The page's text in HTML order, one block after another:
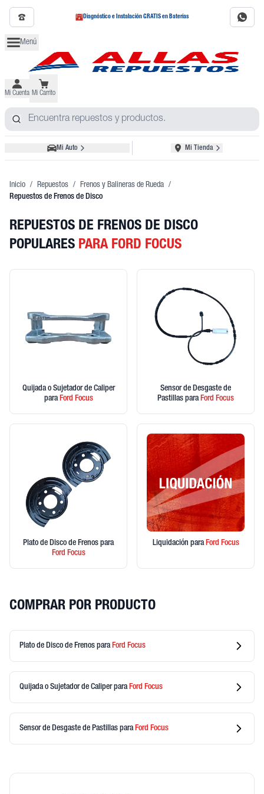
Diagnóstico e Instalación GRATIS en Baterías
Menú
Mi Cuenta Mi Carrito
Mi Auto Mi Tienda
Inicio / Repuestos / Frenos y Balineras de Rueda /
Repuestos de Frenos de Disco
REPUESTOS DE FRENOS DE DISCO
POPULARES PARA FORD FOCUS
Quijada o Sujetador de Caliper
paraFord Focus
Sensor de Desgaste de
Pastillas paraFord Focus
Plato de Disco de Frenos para
Ford Focus
Liquidación paraFord Focus
COMPRAR POR PRODUCTO
Plato de Disco de Frenos para Ford Focus
Quijada o Sujetador de Caliperpara Ford Focus
Sensor de Desgaste de Pastillas para Ford Focus